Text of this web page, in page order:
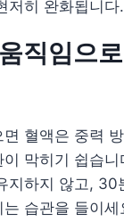
저히 완화됩니다.
직임으
혈액은 중력
막히기 쉽습니
지하지 않고, 30
습관을 들이세